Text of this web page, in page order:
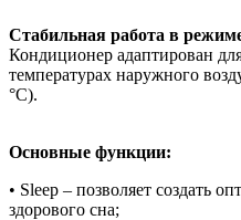
Стабильная работа в
Кондиционер адаптирован
температурах наружного
°С).
Основные функции:
• Sleep – позволяет создать
здорового сна;